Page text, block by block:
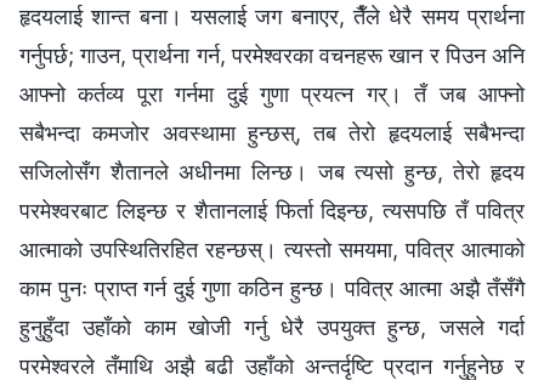
हृदयलाई शान्त बना। यसलाई जग बनाएर, तैँले धेरै समय प्रार्थना
गर्नुपर्छ; गाउन, प्रार्थना गर्न, परमेश्‍वरका वचनहरू खान र पिउन अनि
आफ्नो कर्तव्य पूरा गर्नमा दुई गुणा प्रयत्न गर्। तँ जब आफ्नो
सबैभन्दा कमजोर अवस्थामा हुन्छस्, तब तेरो हृदयलाई सबैभन्दा
सजिलोसँग शैतानले अधीनमा लिन्छ। जब त्यसो हुन्छ, तेरो हृदय
परमेश्‍वरबाट लिइन्छ र शैतानलाई फिर्ता दिइन्छ, त्यसपछि तँ पवित्र
आत्माको उपस्थितिरहित रहन्छस्। त्यस्तो समयमा, पवित्र आत्माको
काम पुनः प्राप्त गर्न दुई गुणा कठिन हुन्छ। पवित्र आत्मा अझै तँसँगै
हुनुहुँदा उहाँको काम खोजी गर्नु धेरै उपयुक्त हुन्छ, जसले गर्दा
परमेश्‍वरले तँमाथि अझै बढी उहाँको अन्तर्दृष्टि प्रदान गर्नुहुनेछ र